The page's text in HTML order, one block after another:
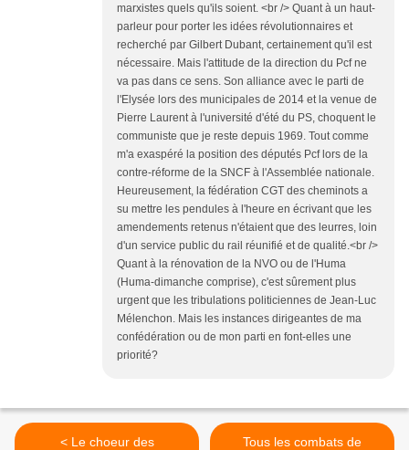
marxistes quels qu'ils soient. <br /> Quant à un haut-
parleur pour porter les idées révolutionnaires et
recherché par Gilbert Dubant, certainement qu'il est
nécessaire. Mais l'attitude de la direction du Pcf ne
va pas dans ce sens. Son alliance avec le parti de
l'Elysée lors des municipales de 2014 et la venue de
Pierre Laurent à l'université d'été du PS, choquent le
communiste que je reste depuis 1969. Tout comme
m'a exaspéré la position des députés Pcf lors de la
contre-réforme de la SNCF à l'Assemblée nationale.
Heureusement, la fédération CGT des cheminots a
su mettre les pendules à l'heure en écrivant que les
amendements retenus n'étaient que des leurres, loin
d'un service public du rail réunifié et de qualité.<br />
Quant à la rénovation de la NVO ou de l'Huma
(Huma-dimanche comprise), c'est sûrement plus
urgent que les tribulations politiciennes de Jean-Luc
Mélenchon. Mais les instances dirigeantes de ma
confédération ou de mon parti en font-elles une
priorité?
< Le choeur des
Tous les combats de